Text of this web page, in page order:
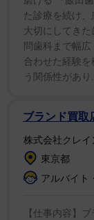
シャワーはちょっ
それは、作者
通っている理
を思い出して
じ丸を、作者
いた。
た診療を続け
大切にしてき
問歯科まで幅
合わせた経験
う関係性があり...
ブランド買取
株式会社クレ
東京都
アルバイト
【仕事内容】